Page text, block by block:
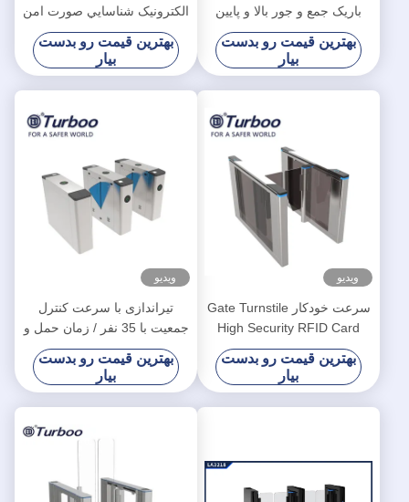
باریک جمع و جور بالا و پایین
ترنستی گردان سرعت کنترل
دسترسی RFID
بهترین قیمت رو بدست
بیار
الکترونيک شناسايي صورت امن
دروازه مانع سوينگ ضد آب
بهترین قیمت رو بدست
بیار
ویدیو
سرعت خودکار Gate Turnstile
High Security RFID Card
Reader 100-240V با موتور
Servo بدون برس
بهترین قیمت رو بدست
بیار
ویدیو
تیراندازی با سرعت کنترل
جمعیت با 35 نفر / زمان حمل و
نقل حداقل
بهترین قیمت رو بدست
بیار